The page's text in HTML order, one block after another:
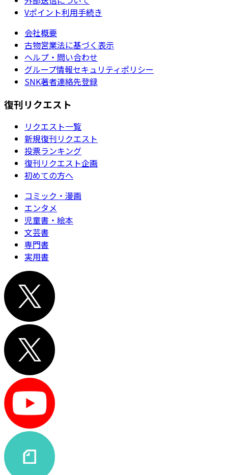
Vポイント利用手続き
会社概要
古物営業法に基づく表示
ヘルプ・問い合わせ
グループ情報セキュリティポリシー
SNK著者連絡先登録
復刊リクエスト
リクエスト一覧
新規復刊リクエスト
投票ランキング
復刊リクエスト企画
初めての方へ
コミック・漫画
エンタメ
児童書・絵本
文芸書
専門書
実用書